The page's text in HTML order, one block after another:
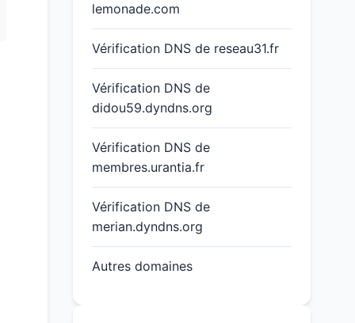
lemonade.com
Vérification DNS de reseau31.fr
Vérification DNS de
didou59.dyndns.org
Vérification DNS de
membres.urantia.fr
Vérification DNS de
merian.dyndns.org
Autres domaines